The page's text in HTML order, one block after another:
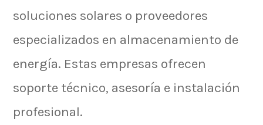
soluciones solares o proveedores
especializados en almacenamiento de
energía. Estas empresas ofrecen
soporte técnico, asesoría e instalación
profesional.